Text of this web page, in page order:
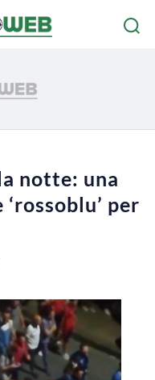
notte: una
per